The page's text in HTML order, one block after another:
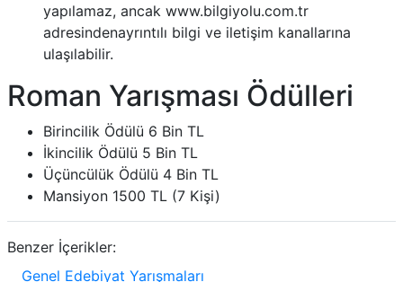
yapılamaz, ancak www.bilgiyolu.com.tr
adresindenayrıntılı bilgi ve iletişim kanallarına
ulaşılabilir.
Roman Yarışması Ödülleri
Birincilik Ödülü 6 Bin TL
İkincilik Ödülü 5 Bin TL
Üçüncülük Ödülü 4 Bin TL
Mansiyon 1500 TL (7 Kişi)
Benzer İçerikler:
Genel Edebiyat Yarışmaları